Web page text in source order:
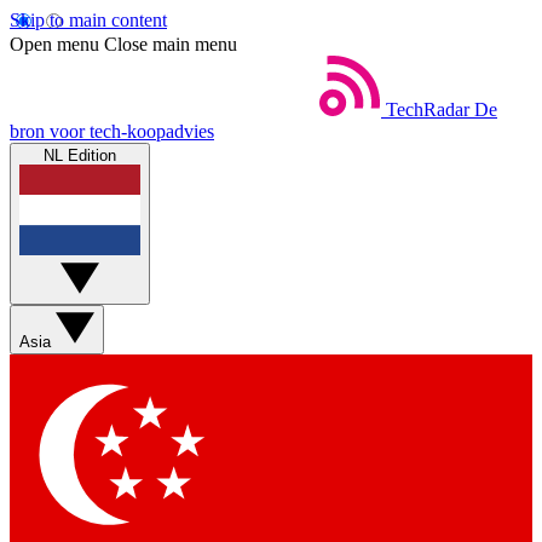
Skip to main content
Open menu Close main menu
TechRadar De
bron voor tech-koopadvies
NL Edition
Asia